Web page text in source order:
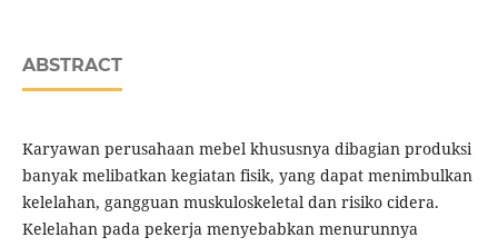
ABSTRACT
Karyawan perusahaan mebel khususnya dibagian produksi
banyak melibatkan kegiatan fisik, yang dapat menimbulkan
kelelahan, gangguan muskuloskeletal dan risiko cidera.
Kelelahan pada pekerja menyebabkan menurunnya